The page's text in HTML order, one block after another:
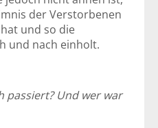
der Verstorbenen
und so die
und nach einholt.
passiert? Und wer war